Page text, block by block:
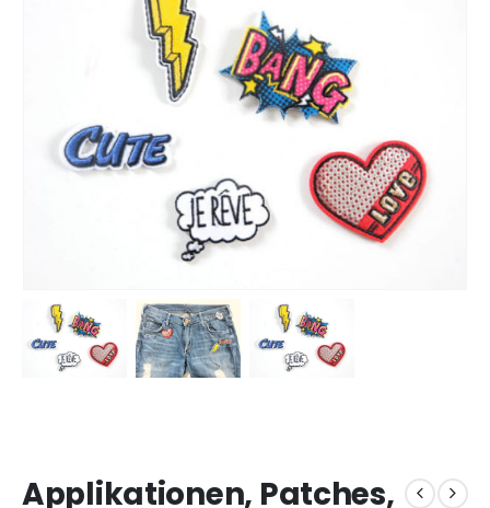
Applikationen, Patches,